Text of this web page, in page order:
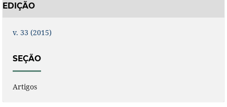
EDIÇÃO
v. 33 (2015)
SEÇÃO
Artigos